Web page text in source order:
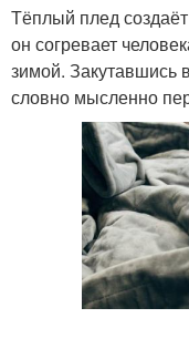
Тёплый плед
он согревает
зимой. Закутавшись
словно мысленно